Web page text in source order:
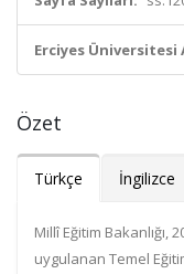
Erciyes Üniversitesi
Özet
Türkçe İngilizce
Millî Eğitim Bakanlığı,
uygulanan Temel